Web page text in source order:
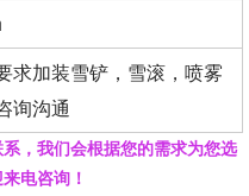
求加装雪铲，雪滚，喷雾
询沟通
，我们会根据您的需求为您选
电咨询！